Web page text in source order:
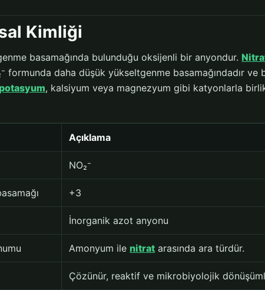
Kimliği
basamağında bulunduğu oksijenli bir anyondur.
formunda daha düşük yükseltgenme basamağındadır
potasyum, kalsiyum veya magnezyum gibi katyonlarla
Açıklama
NO₂⁻
+3
İnorganik azot anyonu
Amonyum ile nitrat arasında ara türdür.
Çözünür, reaktif ve mikrobiyolojik